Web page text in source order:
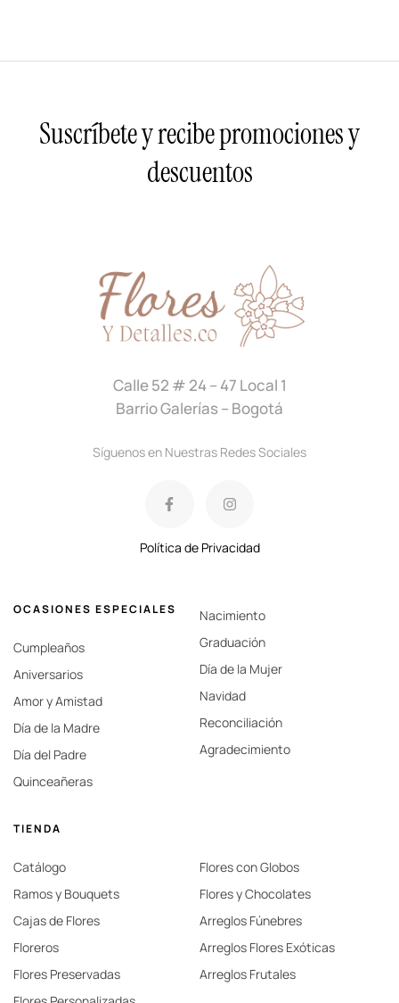
Suscríbete y recibe promociones y
descuentos
OCASIONES ESPECIALES
Cumpleaños
Aniversarios
Amor y Amistad
Día de la Madre
Día del Padre
Quinceañeras
Nacimiento
Graduación
Día de la Mujer
Navidad
Reconciliación
Agradecimiento
Calle 52 # 24 – 47 Local 1
Barrio Galerías – Bogotá
Síguenos en Nuestras Redes Sociales
Política de Privacidad
TIENDA
Catálogo
Ramos y Bouquets
Cajas de Flores
Floreros
Flores Preservadas
Flores con Globos
Flores y Chocolates
Arreglos Fúnebres
Arreglos Flores Exóticas
Arreglos Frutales